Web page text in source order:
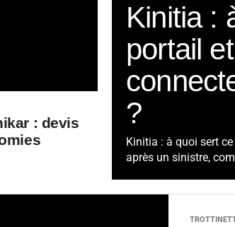
Kinitia :
portail
?
Kinitia : à quoi sert
après un sinistre,
: devis